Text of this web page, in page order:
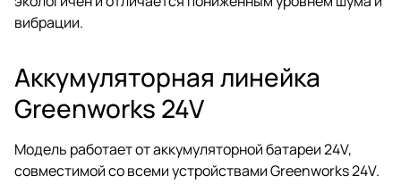
вибрации.
Аккумуляторная линейка
Greenworks 24V
Модель работает от аккумуляторной батареи 24V,
совместимой со всеми устройствами Greenworks 24V.